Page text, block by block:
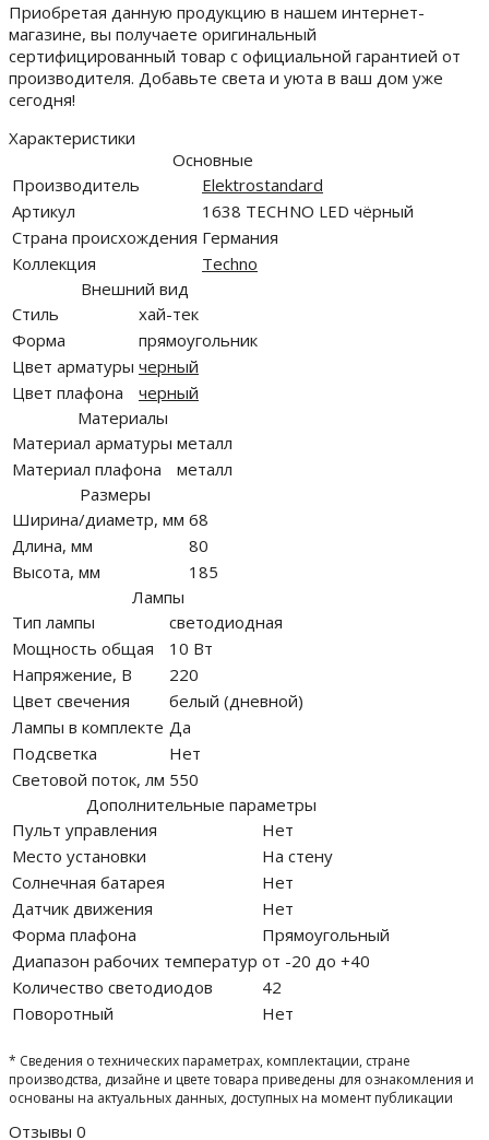
Приобретая данную продукцию в нашем интернет-
магазине, вы получаете оригинальный
сертифицированный товар с официальной гарантией от
производителя. Добавьте света и уюта в ваш дом уже
сегодня!
Характеристики
Основные
Производитель
Elektrostandard
Артикул
1638 TECHNO LED чёрный
Страна происхождения Германия
Коллекция
Techno
Внешний вид
Стиль
хай-тек
Форма
прямоугольник
Цвет арматуры черный
Цвет плафона
черный
Материалы
Материал арматуры металл
Материал плафона
металл
Размеры
Ширина/диаметр, мм 68
Длина, мм
80
Высота, мм
185
Лампы
Тип лампы
светодиодная
Мощность общая
10 Вт
Напряжение, В
220
Цвет свечения
белый (дневной)
Лампы в комплекте Да
Подсветка
Нет
Световой поток, лм 550
Дополнительные параметры
Пульт управления
Нет
Место установки
На стену
Солнечная батарея
Нет
Датчик движения
Нет
Форма плафона
Прямоугольный
Диапазон рабочих температур от -20 до +40
Количество светодиодов
42
Поворотный
Нет
* Сведения о технических параметрах, комплектации, стране
производства, дизайне и цвете товара приведены для ознакомления и
основаны на актуальных данных, доступных на момент публикации
Отзывы 0